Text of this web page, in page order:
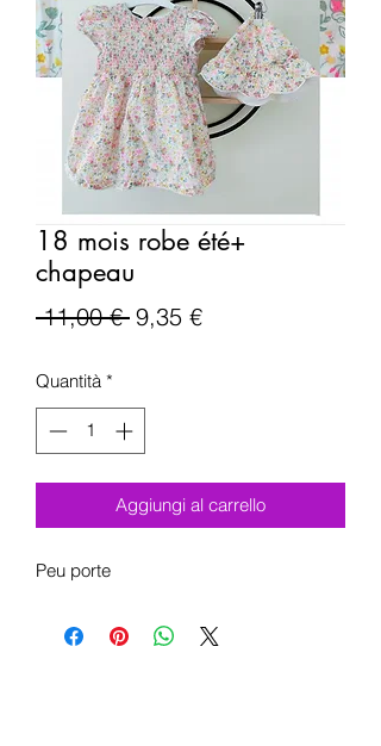
18 mois robe été+
chapeau
11,00 € Prezzo
9,35 €Prezzo
Quantità *
Aggiungi al carrello
Peu porte